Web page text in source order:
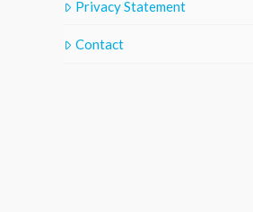
Privacy Statement
Contact